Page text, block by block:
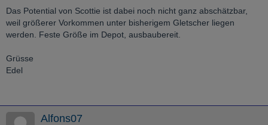
Das Potential von Scottie ist dabei noch nicht ganz abschätzbar,
weil größerer Vorkommen unter bisherigem Gletscher liegen
werden. Feste Größe im Depot, ausbaubereit.
Grüsse
Edel
Alfons07